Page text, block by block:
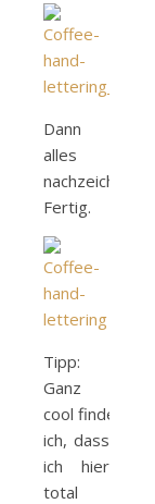
Dann
alles
nachzeichnen.
Fertig.
Tipp:
Ganz
cool finde
ich, dass
ich hier
total